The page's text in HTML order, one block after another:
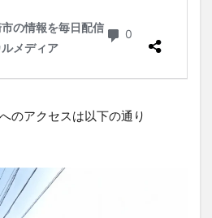
のアクセスは以下の通り